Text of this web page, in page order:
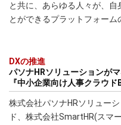
と共に、あらゆる人々が、自
とができるプラットフォーム
DXの推進
パソナHRソリューションが
『中小企業向け人事クラウ
株式会社パソナHRソリュー
ド、株式会社SmartHR(スマ